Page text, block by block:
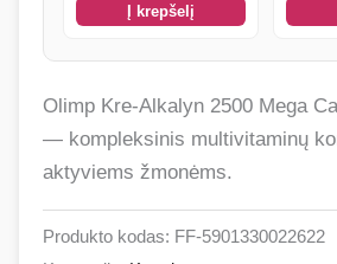
Į krepšelį
Olimp Kre-Alkalyn 2500 Mega
— kompleksinis multivitaminų
aktyviems žmonėms.
Produkto kodas: FF-5901330022622